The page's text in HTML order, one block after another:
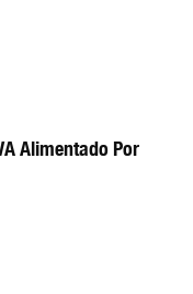
Alimentado Por